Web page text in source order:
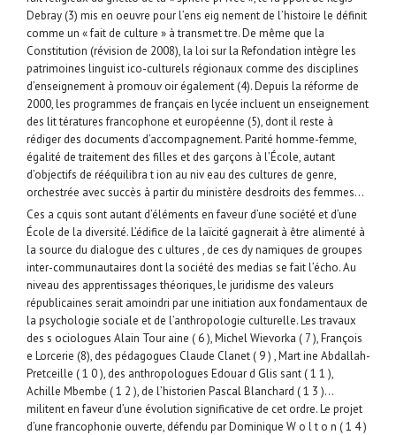
Debray (3) mis en oeuvre pour l’ens eig nement de l’histoire le définit
comme un « fait de culture » à transmet tre. De même que la
Constitution (révision de 2008), la loi sur la Refondation intègre les
patrimoines linguist ico-culturels régionaux comme des disciplines
d’enseignement à promouv oir également (4). Depuis la réforme de
2000, les programmes de français en lycée incluent un enseignement
des lit tératures francophone et européenne (5), dont il reste à
rédiger des documents d’accompagnement. Parité homme-femme,
égalité de traitement des filles et des garçons à l’École, autant
d’objectifs de rééquilibra t ion au niv eau des cultures de genre,
orchestrée avec succès à partir du ministère desdroits des femmes…
Ces a cquis sont autant d’éléments en faveur d’une société et d’une
École de la diversité. L’édifice de la laïcité gagnerait à être alimenté à
la source du dialogue des c ultures , de ces dy namiques de groupes
inter-communautaires dont la société des medias se fait l’écho. Au
niveau des apprentissages théoriques, le juridisme des valeurs
républicaines serait amoindri par une initiation aux fondamentaux de
la psychologie sociale et de l’anthropologie culturelle. Les travaux
des s ociologues Alain Tour aine ( 6 ), Michel Wievorka ( 7 ), François
e Lorcerie (8), des pédagogues Claude Clanet ( 9 ) , Mart ine Abdallah-
Pretceille ( 1 0 ), des anthropologues Edouar d Glis sant ( 1 1 ),
Achille Mbembe ( 1 2 ), de l’historien Pascal Blanchard ( 1 3 )…
militent en faveur d’une évolution significative de cet ordre. Le projet
d’une francophonie ouverte, défendu par Dominique W o l t o n ( 1 4 )